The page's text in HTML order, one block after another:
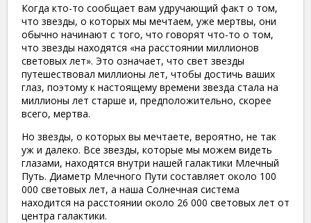
Когда кто-то сообщает вам удручающий факт о том,
что звезды, о которых мы мечтаем, уже мертвы, они
обычно начинают с того, что говорят что-то о том,
что звезды находятся «на расстоянии миллионов
световых лет». Это означает, что свет звезды
путешествовал миллионы лет, чтобы достичь ваших
глаз, поэтому к настоящему времени звезда стала на
миллионы лет старше и, предположительно, скорее
всего, мертва.
Но звезды, о которых вы мечтаете, вероятно, не так
уж и далеко. Все звезды, которые мы можем видеть
глазами, находятся внутри нашей галактики Млечный
Путь. Диаметр Млечного Пути составляет около 100
000 световых лет, а наша Солнечная система
находится на расстоянии около 26 000 световых лет от
центра галактики.